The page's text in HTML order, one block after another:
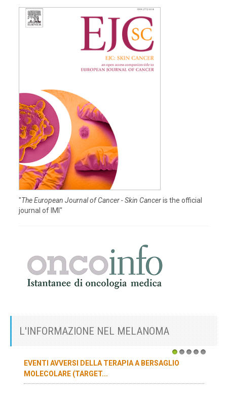
"The European Journal of Cancer - Skin Canceris the official
journal of IMI"
L'INFORMAZIONE NEL MELANOMA
1
EVENTI AVVERSI DELLA TERAPIA A BERSAGLIO
MOLECOLARE (TARGET...